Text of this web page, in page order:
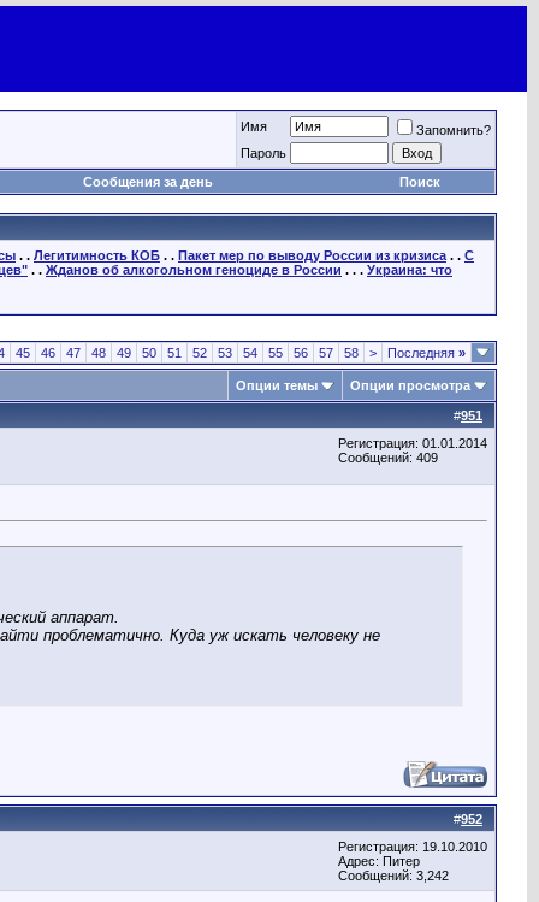
Имя
Запомнить?
Пароль
Сообщения за день
Поиск
. . Легитимность КОБ . . Пакет мер по выводу России из кризиса . . С
. . Жданов об алкогольном геноциде в России . . . Украина: что
45 46 47 48 49 50 51 52 53 54 55 56 57 58 > Последняя »
Опции темы Опции просмотра
#951
Регистрация: 01.01.2014
Сообщений: 409
аппарат.
проблематично. Куда уж искать человеку не
#952
Регистрация: 19.10.2010
Адрес: Питер
Сообщений: 3,242